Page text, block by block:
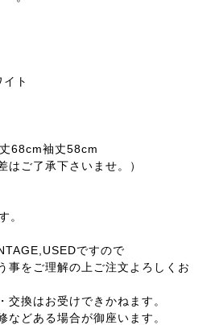
ト
68cm袖丈58cm
はご了承下さいませ。）
。
ですので
事をご理解の上ご注文よろしくお
換はお受けできかねます。
どある場合が御座います。